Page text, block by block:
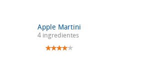
Apple Martini
4 ingredientes